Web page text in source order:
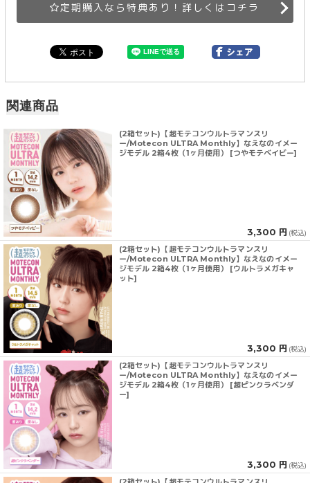
定期購入なら特典あり！詳しくはコチラ
関連商品
(2箱セット)【超モテコンウルトラマンスリ
ー/Motecon ULTRA Monthly】なえなのイメー
ジモデル 2箱4枚（1ヶ月使用） [つやモテベイビー]
3,300 円 (税込)
(2箱セット)【超モテコンウルトラマンスリ
ー/Motecon ULTRA Monthly】なえなのイメー
ジモデル 2箱4枚（1ヶ月使用） [ウルトラメガキャ
ット]
3,300 円 (税込)
(2箱セット)【超モテコンウルトラマンスリ
ー/Motecon ULTRA Monthly】なえなのイメー
ジモデル 2箱4枚（1ヶ月使用） [超ピンクラベンダ
ー]
3,300 円 (税込)